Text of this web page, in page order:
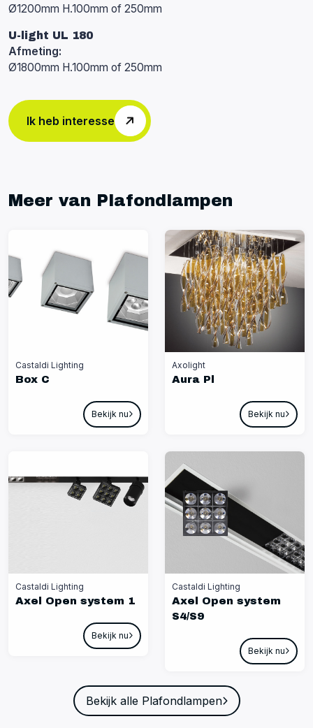
Ø1200mm H.100mm of 250mm
U-light UL 180
Afmeting:
Ø1800mm H.100mm of 250mm
Ik heb interesse
Meer van Plafondlampen
Castaldi Lighting
Box C
Bekijk nu
Axolight
Aura Pl
Bekijk nu
Castaldi Lighting
Axel Open system 1
Bekijk nu
Castaldi Lighting
Axel Open system
S4/S9
Bekijk nu
Bekijk alle Plafondlampen